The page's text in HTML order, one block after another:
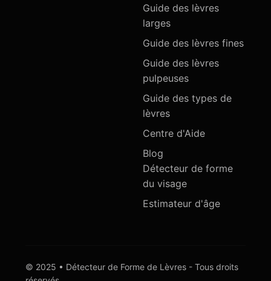
Guide des lèvres
larges
Guide des lèvres fines
Guide des lèvres
pulpeuses
Guide des types de
lèvres
Centre d'Aide
Blog
Détecteur de forme
du visage
Estimateur d'âge
© 2025 • Détecteur de Forme de Lèvres - Tous droits